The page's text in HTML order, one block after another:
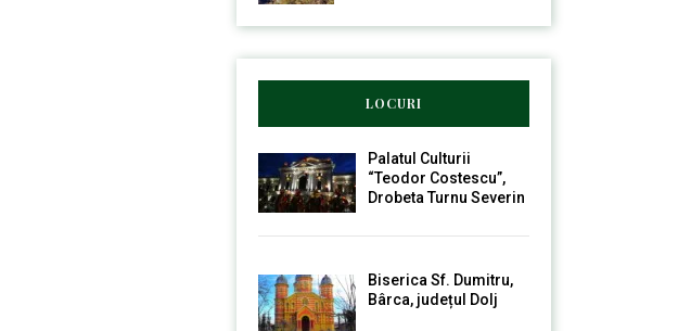
LOCURI
Palatul Culturii
“Teodor Costescu”,
Drobeta Turnu Severin
Biserica Sf. Dumitru,
Bârca, județul Dolj